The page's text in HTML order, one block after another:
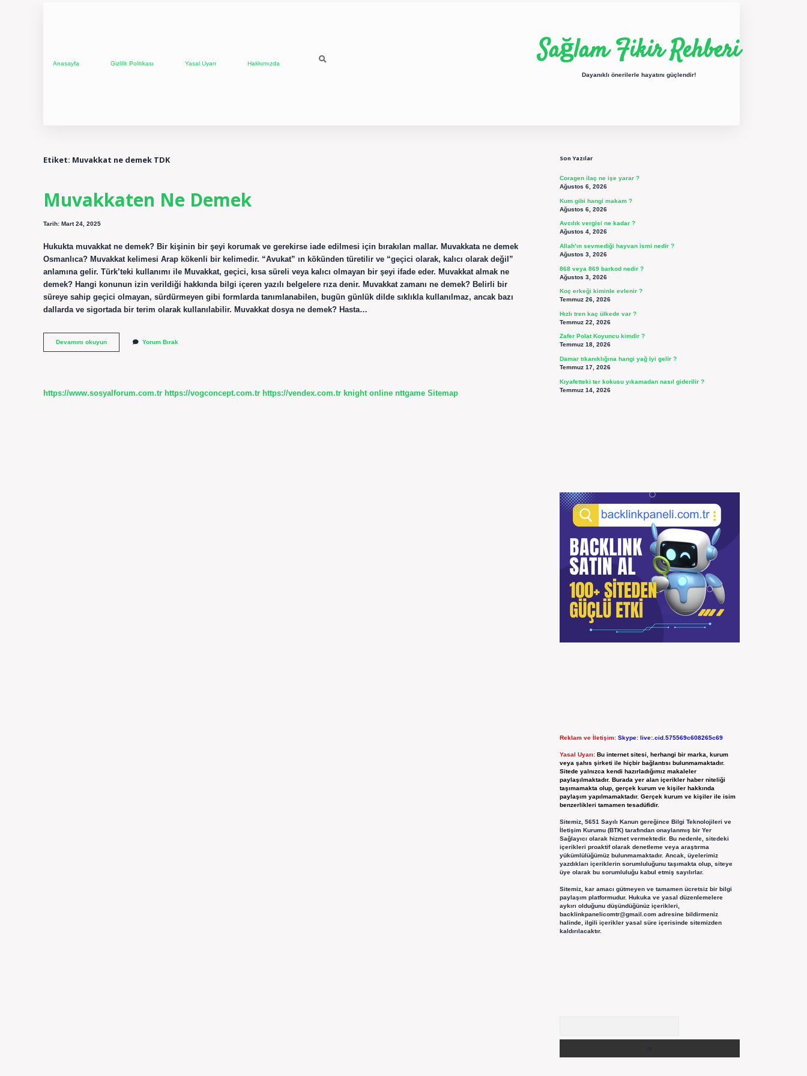
Anasayfa Gizlilik Politikası Yasal Uyarı Hakkımızda Sağlam Fikir Rehberi
Dayanıklı önerilerle hayatını güçlendir!
Etiket: Muvakkat ne demek TDK
Muvakkaten Ne Demek
Tarih: Mart 24, 2025
Hukukta muvakkat ne demek? Bir kişinin bir şeyi korumak ve gerekirse iade edilmesi için bırakılan mallar. Muvakkata ne demek
Osmanlıca? Muvakkat kelimesi Arap kökenli bir kelimedir. “Avukat” ın kökünden türetilir ve “geçici olarak, kalıcı olarak değil”
anlamına gelir. Türk’teki kullanımı ile Muvakkat, geçici, kısa süreli veya kalıcı olmayan bir şeyi ifade eder. Muvakkat almak ne
demek? Hangi konunun izin verildiği hakkında bilgi içeren yazılı belgelere rıza denir. Muvakkat zamanı ne demek? Belirli bir
süreye sahip geçici olmayan, sürdürmeyen gibi formlarda tanımlanabilen, bugün günlük dilde sıklıkla kullanılmaz, ancak bazı
dallarda ve sigortada bir terim olarak kullanılabilir. Muvakkat dosya ne demek? Hasta…
Devamını okuyunMuvakkaten
Ne
Yorum Bırak
https://www.sosyalforum.com.tr https://vogconcept.com.tr https://vendex.com.tr knight online nttgame Sitemap
Son Yazılar
Coragen ilaç ne işe yarar ?
Ağustos 6, 2026
Kum gibi hangi makam ?
Ağustos 6, 2026
Avcılık vergisi ne kadar ?
Ağustos 4, 2026
Allah’ın sevmediği hayvan ismi nedir ?
Ağustos 3, 2026
868 veya 869 barkod nedir ?
Ağustos 3, 2026
Koç erkeği kiminle evlenir ?
Temmuz 26, 2026
Hızlı tren kaç ülkede var ?
Temmuz 22, 2026
Zafer Polat Koyuncu kimdir ?
Temmuz 18, 2026
Damar tıkanıklığına hangi yağ iyi gelir ?
Temmuz 17, 2026
Kıyafetteki ter kokusu yıkamadan nasıl giderilir ?
Temmuz 14, 2026
Reklam ve İletişim: Skype: live:.cid.575569c608265c69
Yasal Uyarı: Bu internet sitesi, herhangi bir marka, kurum
veya şahıs şirketi ile hiçbir bağlantısı bulunmamaktadır.
Sitede yalnızca kendi hazırladığımız makaleler
paylaşılmaktadır. Burada yer alan içerikler haber niteliği
taşımamakta olup, gerçek kurum ve kişiler hakkında
paylaşım yapılmamaktadır. Gerçek kurum ve kişiler ile isim
benzerlikleri tamamen tesadüfidir.
Sitemiz, 5651 Sayılı Kanun gereğince Bilgi Teknolojileri ve
İletişim Kurumu (BTK) tarafından onaylanmış bir Yer
Sağlayıcı olarak hizmet vermektedir. Bu nedenle, sitedeki
içerikleri proaktif olarak denetleme veya araştırma
yükümlülüğümüz bulunmamaktadır. Ancak, üyelerimiz
yazdıkları içeriklerin sorumluluğunu taşımakta olup, siteye
üye olarak bu sorumluluğu kabul etmiş sayılırlar.
Sitemiz, kar amacı gütmeyen ve tamamen ücretsiz bir bilgi
paylaşım platformudur. Hukuka ve yasal düzenlemelere
aykırı olduğunu düşündüğünüz içerikleri,
backlinkpanelicomtr@gmail.comadresine bildirmeniz
halinde, ilgili içerikler yasal süre içerisinde sitemizden
kaldırılacaktır.